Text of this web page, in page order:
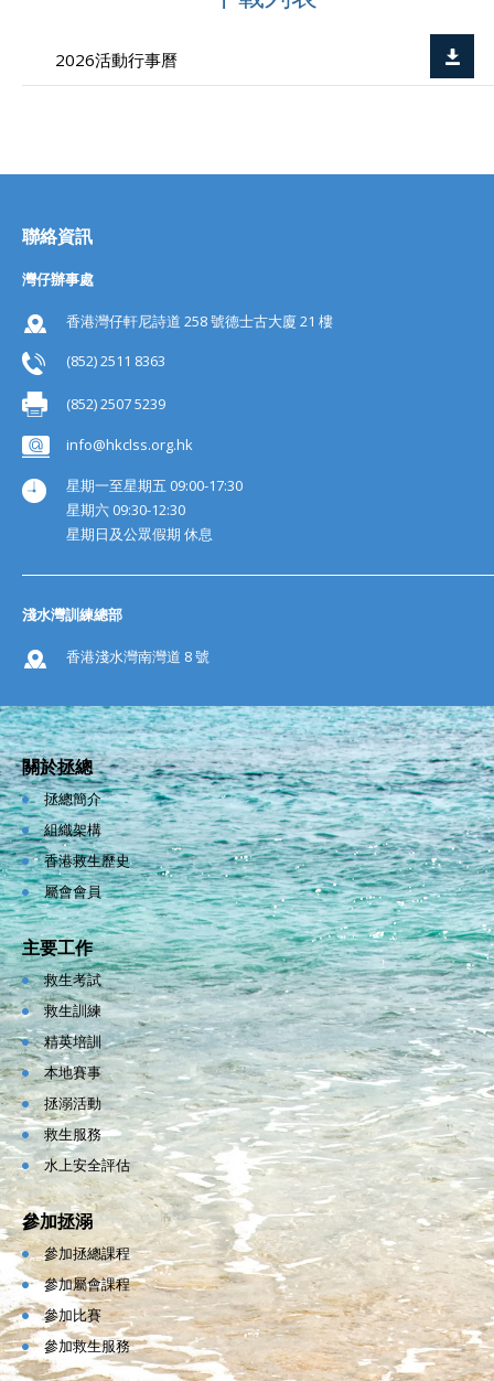
2026活動行事曆
聯絡資訊
灣仔辦事處
香港灣仔軒尼詩道 258 號德士古大廈 21 樓
(852) 2511 8363
(852) 2507 5239
info@hkclss.org.hk
星期一至星期五 09:00-17:30
星期六 09:30-12:30
星期日及公眾假期 休息
淺水灣訓練總部
香港淺水灣南灣道 8 號
關於拯總
拯總簡介
組織架構
香港救生歷史
屬會會員
主要工作
救生考試
救生訓練
精英培訓
本地賽事
拯溺活動
救生服務
水上安全評估
參加拯溺
參加拯總課程
參加屬會課程
參加比賽
參加救生服務